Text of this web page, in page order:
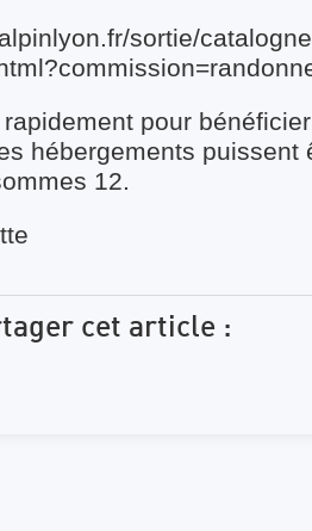
sortie/
pour
hébergements puissent
12.
cet article :